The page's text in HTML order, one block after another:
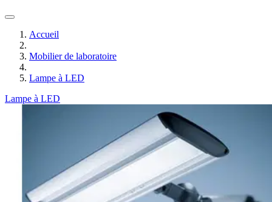
Accueil
Mobilier de laboratoire
Lampe à LED
Lampe à LED